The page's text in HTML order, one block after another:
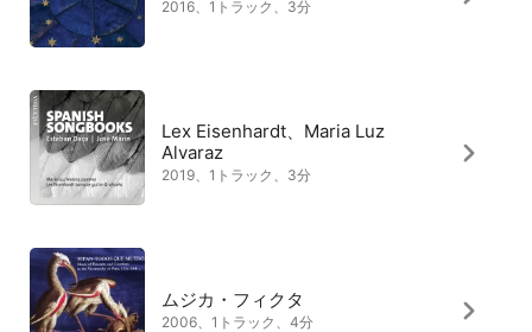
2016、1トラック、3分
Lex Eisenhardt、Maria Luz
Alvaraz
2019、1トラック、3分
ムジカ・フィクタ
2006、1トラック、4分